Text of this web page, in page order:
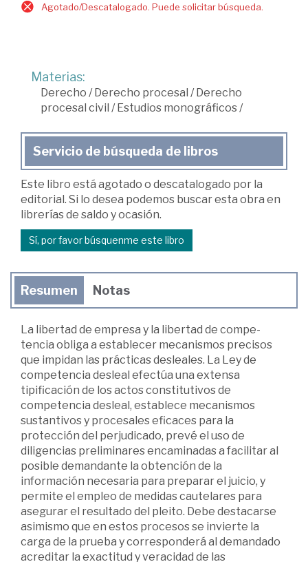
Agotado/Descatalogado. Puede solicitar búsqueda.
Materias:
Derecho /Derecho procesal /Derecho
procesal civil /Estudios monográficos /
Servicio de búsqueda de libros
Este libro está agotado o descatalogado por la
editorial. Si lo desea podemos buscar esta obra en
librerías de saldo y ocasión.
Sí, por favor búsquenme este libro
Resumen Notas
La libertad de empresa y la libertad de compe-
tencia obliga a establecer mecanismos precisos
que impidan las prácticas desleales. La Ley de
competencia desleal efectúa una extensa
tipificación de los actos constitutivos de
competencia desleal, establece mecanismos
sustantivos y procesales eficaces para la
protección del perjudicado, prevé el uso de
diligencias preliminares encaminadas a facilitar al
posible demandante la obtención de la
información necesaria para preparar el juicio, y
permite el empleo de medidas cautelares para
asegurar el resultado del pleito. Debe destacarse
asimismo que en estos procesos se invierte la
carga de la prueba y corresponderá al demandado
acreditar la exactitud y veracidad de las